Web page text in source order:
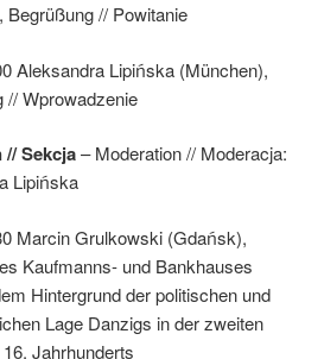
Begrüßung // Powitanie
Aleksandra Lipińska (München),
// Wprowadzenie
//Sekcja – Moderation // Moderacja:
Lipińska
Marcin Grulkowski (Gdańsk),
Kaufmanns- und Bankhauses
Hintergrund der politischen und
Lage Danzigs in der zweiten
Jahrhunderts